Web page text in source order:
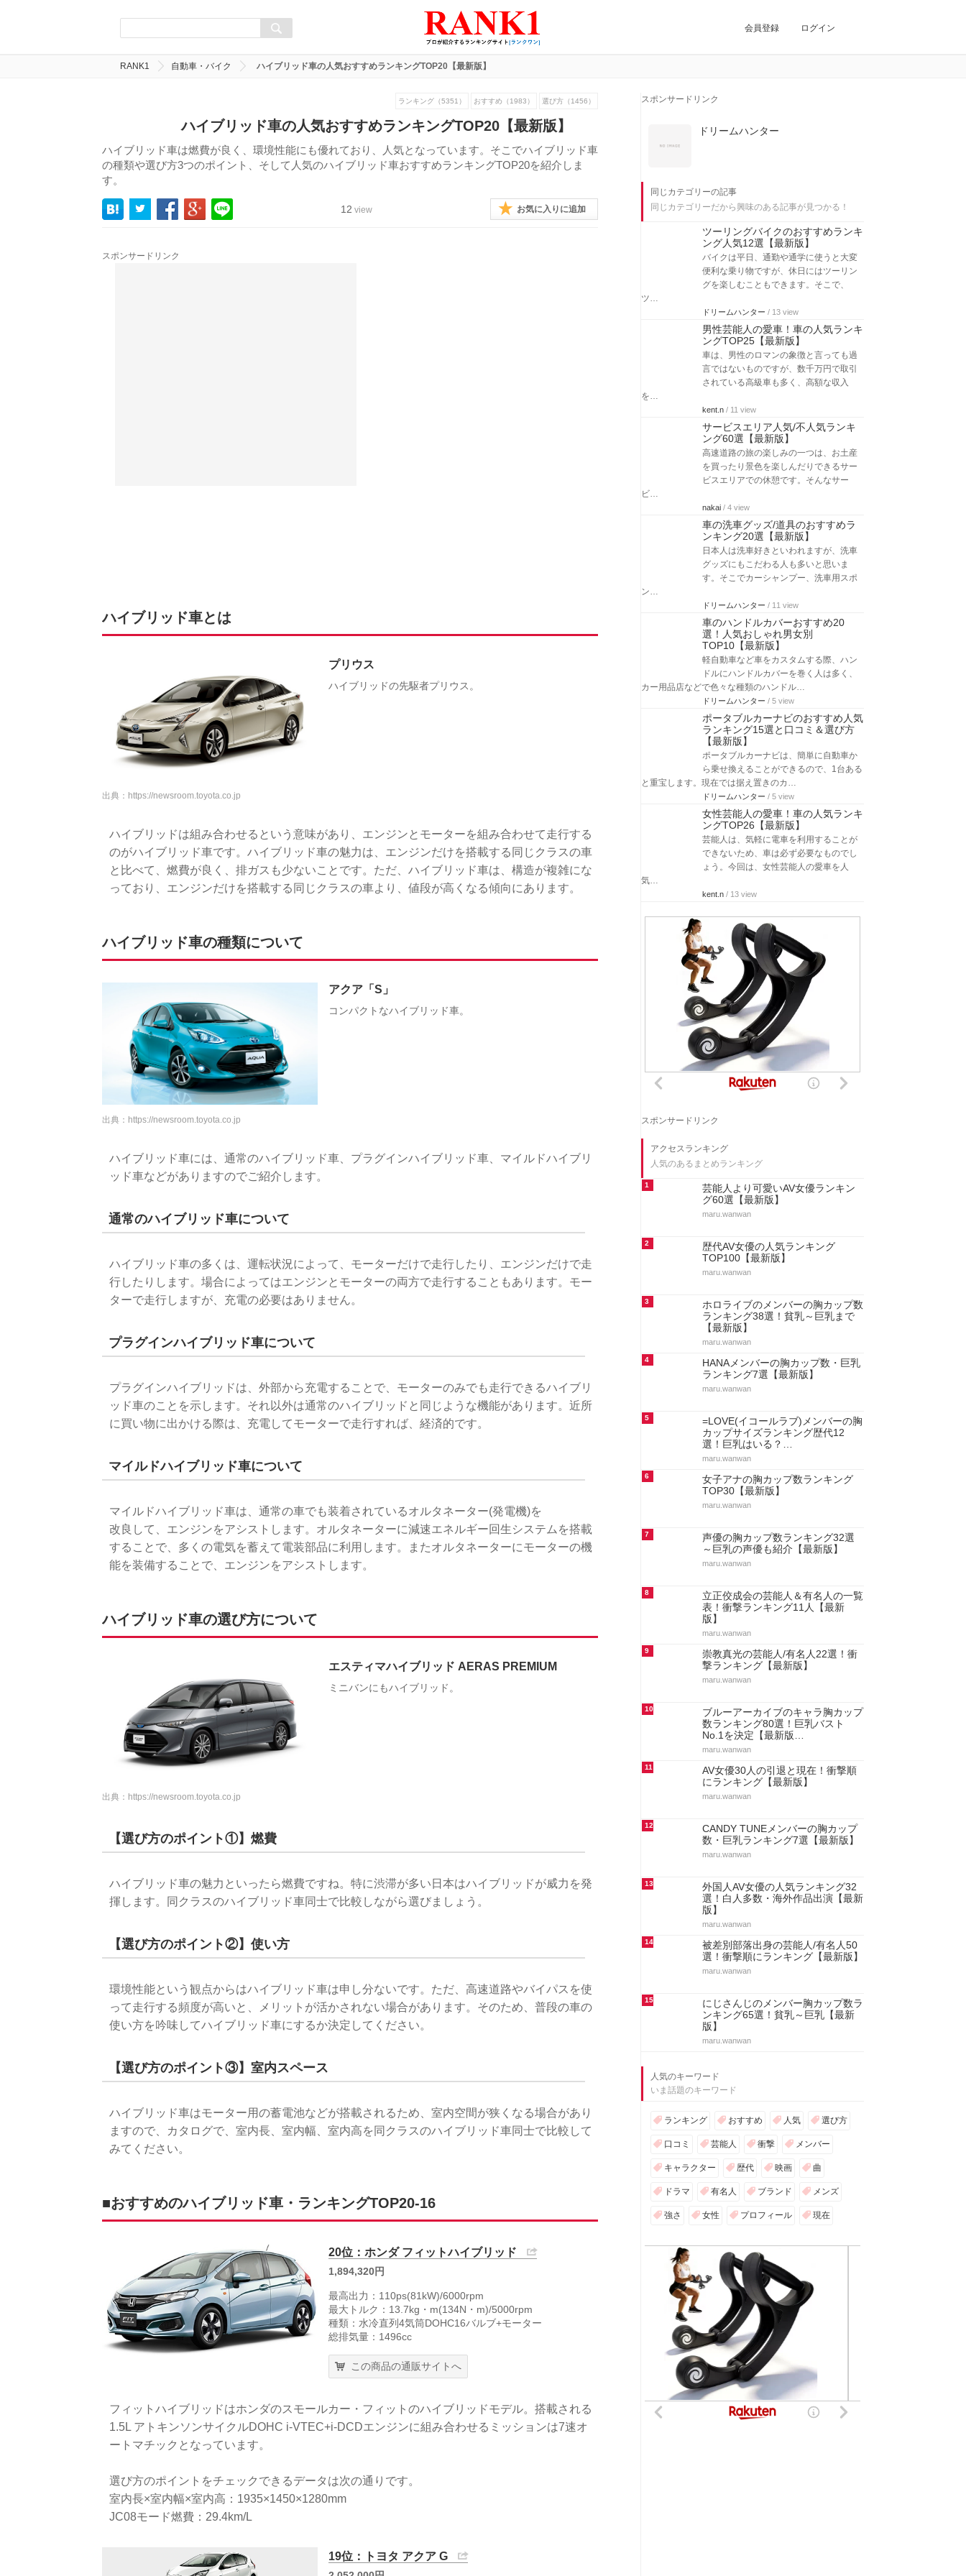
会員登録 ログイン
RANK1 自動車・バイク ハイブリッド車の人気おすすめランキングTOP20【最新版】
ランキング（5351） おすすめ（1983） 選び方（1456）
ハイブリッド車の人気おすすめランキングTOP20【最新版】
ハイブリッド車は燃費が良く、環境性能にも優れており、人気となっています。そこでハイブリッド車
の種類や選び方3つのポイント、そして人気のハイブリッド車おすすめランキングTOP20を紹介しま
す。
12 view お気に入りに追加
スポンサードリンク
ハイブリッド車とは
プリウス
ハイブリッドの先駆者プリウス。
出典： https://newsroom.toyota.co.jp
ハイブリッドは組み合わせるという意味があり、エンジンとモーターを組み合わせて走行する
のがハイブリッド車です。ハイブリッド車の魅力は、エンジンだけを搭載する同じクラスの車
と比べて、燃費が良く、排ガスも少ないことです。ただ、ハイブリッド車は、構造が複雑にな
っており、エンジンだけを搭載する同じクラスの車より、値段が高くなる傾向にあります。
ハイブリッド車の種類について
アクア「S」
コンパクトなハイブリッド車。
出典： https://newsroom.toyota.co.jp
ハイブリッド車には、通常のハイブリッド車、プラグインハイブリッド車、マイルドハイブリ
ッド車などがありますのでご紹介します。
通常のハイブリッド車について
ハイブリッド車の多くは、運転状況によって、モーターだけで走行したり、エンジンだけで走
行したりします。場合によってはエンジンとモーターの両方で走行することもあります。モー
ターで走行しますが、充電の必要はありません。
プラグインハイブリッド車について
プラグインハイブリッドは、外部から充電することで、モーターのみでも走行できるハイブリ
ッド車のことを示します。それ以外は通常のハイブリッドと同じような機能があります。近所
に買い物に出かける際は、充電してモーターで走行すれば、経済的です。
マイルドハイブリッド車について
マイルドハイブリッド車は、通常の車でも装着されているオルタネーター(発電機)を
改良して、エンジンをアシストします。オルタネーターに減速エネルギー回生システムを搭載
することで、多くの電気を蓄えて電装部品に利用します。またオルタネーターにモーターの機
能を装備することで、エンジンをアシストします。
ハイブリッド車の選び方について
エスティマハイブリッド AERAS PREMIUM
ミニバンにもハイブリッド。
出典： https://newsroom.toyota.co.jp
【選び方のポイント①】燃費
ハイブリッド車の魅力といったら燃費ですね。特に渋滞が多い日本はハイブリッドが威力を発
揮します。同クラスのハイブリッド車同士で比較しながら選びましょう。
【選び方のポイント②】使い方
環境性能という観点からはハイブリッド車は申し分ないです。ただ、高速道路やバイパスを使
って走行する頻度が高いと、メリットが活かされない場合があります。そのため、普段の車の
使い方を吟味してハイブリッド車にするか決定してください。
【選び方のポイント③】室内スペース
ハイブリッド車はモーター用の蓄電池などが搭載されるため、室内空間が狭くなる場合があり
ますので、カタログで、室内長、室内幅、室内高を同クラスのハイブリッド車同士で比較して
みてください。
■おすすめのハイブリッド車・ランキングTOP20-16
20位：ホンダ フィットハイブリッド
1,894,320円
最高出力：110ps(81kW)/6000rpm
最大トルク：13.7kg・m(134N・m)/5000rpm
種類：水冷直列4気筒DOHC16バルブ+モーター
総排気量：1496cc
この商品の通販サイトへ
フィットハイブリッドはホンダのスモールカー・フィットのハイブリッドモデル。搭載される
1.5L アトキンソンサイクルDOHC i-VTEC+i-DCDエンジンに組み合わせるミッションは7速オ
ートマチックとなっています。
選び方のポイントをチェックできるデータは次の通りです。
室内長×室内幅×室内高：1935×1450×1280mm
JC08モード燃費：29.4km/L
19位：トヨタ アクア G
スポンサードリンク
ドリームハンター
同じカテゴリーの記事
同じカテゴリーだから興味のある記事が見つかる！
ツーリングバイクのおすすめランキ
ング人気12選【最新版】
バイクは平日、通勤や通学に使うと大変
便利な乗り物ですが、休日にはツーリン
グを楽しむこともできます。そこで、
ツ…
ドリームハンター / 13 view
男性芸能人の愛車！車の人気ランキ
ングTOP25【最新版】
車は、男性のロマンの象徴と言っても過
言ではないものですが、数千万円で取引
されている高級車も多く、高額な収入
を…
kent.n / 11 view
サービスエリア人気/不人気ランキ
ング60選【最新版】
高速道路の旅の楽しみの一つは、お土産
を買ったり景色を楽しんだりできるサー
ビスエリアでの休憩です。そんなサー
ビ…
nakai / 4 view
車の洗車グッズ/道具のおすすめラ
ンキング20選【最新版】
日本人は洗車好きといわれますが、洗車
グッズにもこだわる人も多いと思いま
す。そこでカーシャンプー、洗車用スポ
ン…
ドリームハンター / 11 view
車のハンドルカバーおすすめ20
選！人気おしゃれ男女別
TOP10【最新版】
軽自動車など車をカスタムする際、ハン
ドルにハンドルカバーを巻く人は多く、
カー用品店などで色々な種類のハンドル…
ドリームハンター / 5 view
ポータブルカーナビのおすすめ人気
ランキング15選と口コミ＆選び方
【最新版】
ポータブルカーナビは、簡単に自動車か
ら乗せ換えることができるので、1台ある
と重宝します。現在では据え置きのカ…
ドリームハンター / 5 view
女性芸能人の愛車！車の人気ランキ
ングTOP26【最新版】
芸能人は、気軽に電車を利用することが
できないため、車は必ず必要なものでし
ょう。今回は、女性芸能人の愛車を人
気…
kent.n / 13 view
スポンサードリンク
アクセスランキング
人気のあるまとめランキング
1
芸能人より可愛いAV女優ランキン
グ60選【最新版】
maru.wanwan
2
歴代AV女優の人気ランキング
TOP100【最新版】
maru.wanwan
3
ホロライブのメンバーの胸カップ数
ランキング38選！貧乳～巨乳まで
【最新版】
maru.wanwan
4
HANAメンバーの胸カップ数・巨乳
ランキング7選【最新版】
maru.wanwan
5
=LOVE(イコールラブ)メンバーの胸
カップサイズランキング歴代12
選！巨乳はいる？…
maru.wanwan
6
女子アナの胸カップ数ランキング
TOP30【最新版】
maru.wanwan
7
声優の胸カップ数ランキング32選
～巨乳の声優も紹介【最新版】
maru.wanwan
8
立正佼成会の芸能人＆有名人の一覧
表！衝撃ランキング11人【最新
版】
maru.wanwan
9
崇教真光の芸能人/有名人22選！衝
撃ランキング【最新版】
maru.wanwan
10
ブルーアーカイブのキャラ胸カップ
数ランキング80選！巨乳バスト
No.1を決定【最新版…
maru.wanwan
11
AV女優30人の引退と現在！衝撃順
にランキング【最新版】
maru.wanwan
12
CANDY TUNEメンバーの胸カップ
数・巨乳ランキング7選【最新版】
maru.wanwan
13
外国人AV女優の人気ランキング32
選！白人多数・海外作品出演【最新
版】
maru.wanwan
14
被差別部落出身の芸能人/有名人50
選！衝撃順にランキング【最新版】
maru.wanwan
15
にじさんじのメンバー胸カップ数ラ
ンキング65選！貧乳～巨乳【最新
版】
maru.wanwan
人気のキーワード
いま話題のキーワード
ランキング おすすめ 人気 選び方
口コミ 芸能人 衝撃 メンバー
キャラクター 歴代 映画 曲
ドラマ 有名人 ブランド メンズ
強さ 女性 プロフィール 現在